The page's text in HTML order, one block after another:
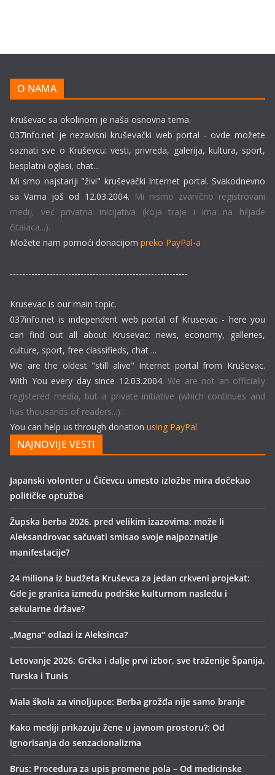
O NAMA
Kruševac sa okolinom je naša osnovna tema.
037info.net je nezavisni kruševački web portal - ovde možete
saznati sve o Kruševcu: vesti, privreda, galerija, kultura, sport,
besplatni oglasi, chat...
Mi smo najstariji "živi" kruševački Internet portal. Svakodnevno
sa Vama još od 12.03.2004. Mi nismo zvanično registrovani
medij, već privatna inicijativa (koja traje i ima na hiljade
čitalaca...).
Možete nam pomoći donacijom preko PayPal-a
----------------------------------------------------------
Krusevac is our main topic.
037info.net is independent web portal of Krusevac - here you
can find out all about Krusevac: news, economy, galleries,
culture, sport, free classifieds, chat ...
We are the oldest "still alive" Internet portal from Kruševac.
With You every day since 12.03.2004. We are not an officially
registered media, but a private initiative (which continues and
has thousands of readers...).
You can help us through donation using PayPal
NAJNOVIJE VESTI
Japanski volonter u Ćićevcu umesto izložbe mira dočekao
političke optužbe
Župska berba 2026. pred velikim izazovima: može li
Aleksandrovac sačuvati smisao svoje najpoznatije
manifestacije?
24 miliona iz budžeta Kruševca za jedan crkveni projekat:
Gde je granica između podrške kulturnom nasleđu i
sekularne države?
„Magna“ odlazi iz Aleksinca?
Letovanje 2026: Grčka i dalje prvi izbor, sve traženije Španija,
Turska i Tunis
Mala škola za vinoljupce: Berba grožđa nije samo branje
Kako mediji prikazuju žene u javnom prostoru?: Od
ignorisanja do senzacionalizma
Brus: Procedura za upis promene pola – Od medicinske